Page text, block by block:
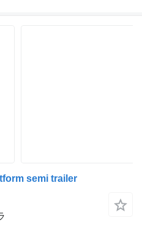
semi trailer